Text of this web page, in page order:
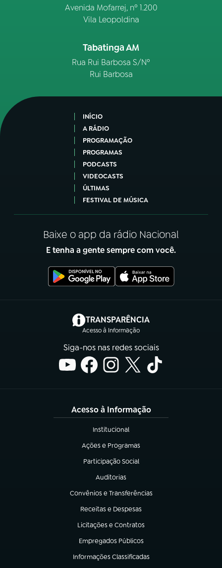
Avenida Mofarrej, nº 1.200
Vila Leopoldina
Tabatinga AM
Rua Rui Barbosa S/Nº
Rui Barbosa
INÍCIO
A RÁDIO
PROGRAMAÇÃO
PROGRAMAS
PODCASTS
VIDEOCASTS
ÚLTIMAS
FESTIVAL DE MÚSICA
Baixe o app da rádio Nacional
E tenha a gente sempre com você.
TRANSPARÊNCIA
Acesso à Informação
(abre em nova aba)
Siga-nos nas redes sociais
Acesso à Informação
Institucional
(abre em nova aba)
Ações e Programas
(abre em nova aba)
Participação Social
(abre em nova aba)
Auditorias
(abre em nova aba)
Convênios e Transferências
(abre em nova aba)
Receitas e Despesas
(abre em nova aba)
Licitações e Contratos
(abre em nova aba)
Empregados Públicos
(abre em nova aba)
Informações Classificadas
(abre em nova aba)